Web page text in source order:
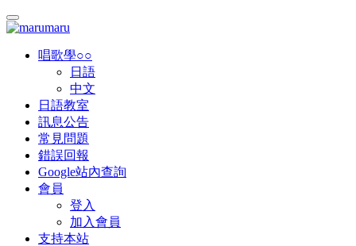
唱歌學○○
日語
中文
日語教室
訊息公告
常見問題
錯誤回報
Google站內查詢
會員
登入
加入會員
支持本站